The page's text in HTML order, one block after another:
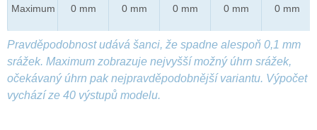
Maximum 0 mm 0 mm 0 mm 0 mm 0 mm
Pravděpodobnost udává šanci, že spadne alespoň 0,1 mm
srážek. Maximum zobrazuje nejvyšší možný úhrn srážek,
očekávaný úhrn pak nejpravděpodobnější variantu. Výpočet
vychází ze 40 výstupů modelu.